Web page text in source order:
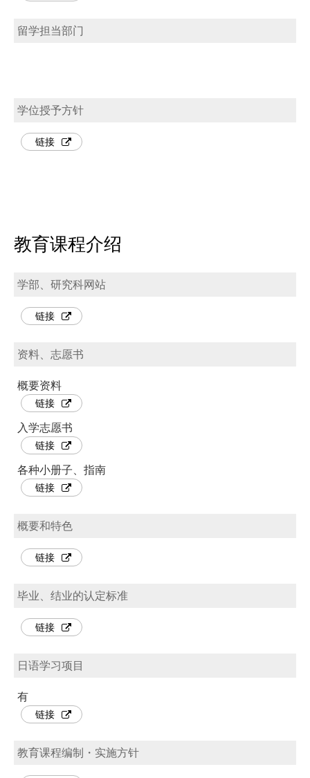
留学担当部门
学位授予方针
链接
教育课程介绍
学部、研究科网站
链接
资料、志愿书
概要资料
链接
入学志愿书
链接
各种小册子、指南
链接
概要和特色
链接
毕业、结业的认定标准
链接
日语学习项目
有
链接
教育课程编制・实施方针